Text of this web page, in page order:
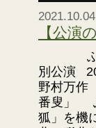
2021.10.04
【公演
ふくお
別公演
野村万
番叟」
狐」を機